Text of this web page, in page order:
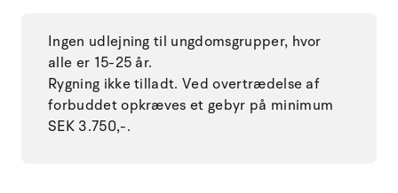
Ingen udlejning til ungdomsgrupper, hvor
alle er 15-25 år.
Rygning ikke tilladt. Ved overtrædelse af
forbuddet opkræves et gebyr på minimum
SEK 3.750,-.